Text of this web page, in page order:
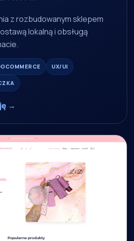
z rozbudowanym sklepem
lokalną i obsługą
UX/UI
→